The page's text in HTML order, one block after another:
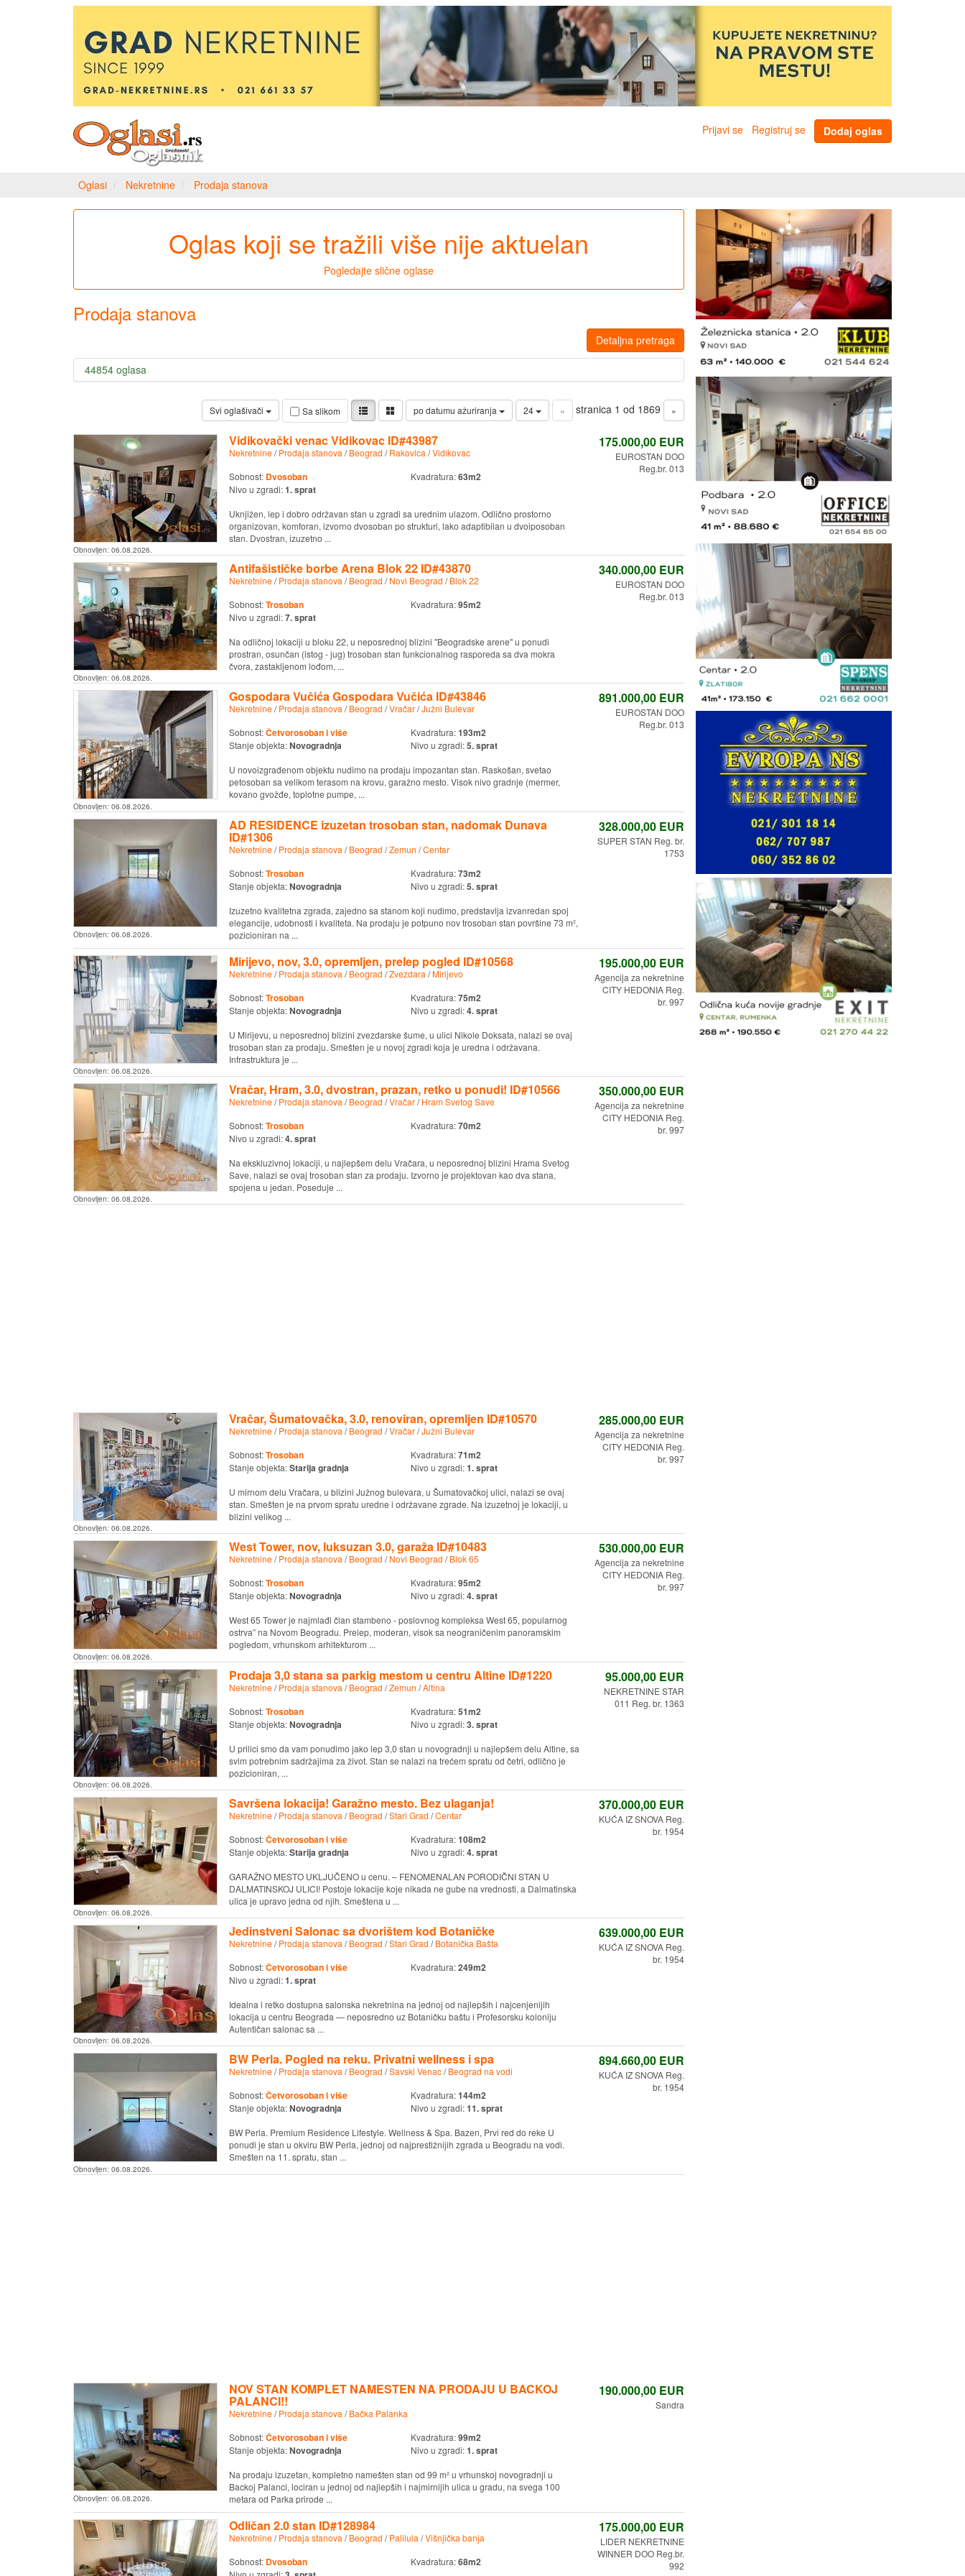
Prijavi se Registruj se Dodaj oglas
Oglasi Nekretnine Prodaja stanova
Oglas koji se tražili više nije aktuelan
Pogledajte slične oglase
Prodaja stanova
Detaljna pretraga
44854 oglasa
Svi oglašivači Sa slikom po datumu ažuriranja 24 « stranica 1 od 1869 »
Obnovljen: 06.08.2026.
Vidikovački venac Vidikovac ID#43987
Nekretnine/Prodaja stanova /Beograd /Rakovica /Vidikovac
Sobnost: Dvosoban Kvadratura:63m2
Nivo u zgradi:1. sprat
Uknjižen, lep i dobro održavan stan u zgradi sa urednim ulazom. Odlično prostorno
organizovan, komforan, izvorno dvosoban po strukturi, lako adaptibilan u dvoiposoban
stan. Dvostran, izuzetno ...
175.000,00EUR
EUROSTAN DOO
Reg.br. 013
Obnovljen: 06.08.2026.
Antifašističke borbe Arena Blok 22 ID#43870
Nekretnine/Prodaja stanova /Beograd /Novi Beograd /Blok 22
Sobnost:Trosoban Kvadratura:95m2
Nivo u zgradi:7. sprat
Na odličnoj lokaciji u bloku 22, u neposrednoj blizini "Beogradske arene" u ponudi
prostran, osunčan (istog - jug) trosoban stan funkcionalnog rasporeda sa dva mokra
čvora, zastakljenom lođom, ...
340.000,00EUR
EUROSTAN DOO
Reg.br. 013
Obnovljen: 06.08.2026.
Gospodara Vučića Gospodara Vučića ID#43846
Nekretnine/Prodaja stanova /Beograd /Vračar/Južni Bulevar
Sobnost:Četvorosoban i više Kvadratura:193m2
Stanje objekta:Novogradnja Nivo u zgradi:5. sprat
U novoizgrađenom objektu nudimo na prodaju impozantan stan. Raskošan, svetao
petosoban sa velikom terasom na krovu, garažno mesto. Visok nivo gradnje (mermer,
kovano gvožđe, toplotne pumpe, ...
891.000,00EUR
EUROSTAN DOO
Reg.br. 013
Obnovljen: 06.08.2026.
AD RESIDENCE izuzetan trosoban stan, nadomak Dunava
ID#1306
Nekretnine/Prodaja stanova /Beograd /Zemun /Centar
Sobnost:Trosoban Kvadratura:73m2
Stanje objekta:Novogradnja Nivo u zgradi:5. sprat
Izuzetno kvalitetna zgrada, zajedno sa stanom koji nudimo, predstavlja izvanredan spoj
elegancije, udobnosti i kvaliteta. Na prodaju je potpuno nov trosoban stan površine 73 m²,
pozicioniran na ...
328.000,00EUR
SUPER STAN Reg. br.
1753
Obnovljen: 06.08.2026.
Mirijevo, nov, 3.0, opremljen, prelep pogled ID#10568
Nekretnine/Prodaja stanova /Beograd /Zvezdara /Mirijevo
Sobnost:Trosoban Kvadratura:75m2
Stanje objekta:Novogradnja Nivo u zgradi:4. sprat
U Mirijevu, u neposrednoj blizini zvezdarske šume, u ulici Nikole Doksata, nalazi se ovaj
trosoban stan za prodaju. Smešten je u novoj zgradi koja je uredna i održavana.
Infrastruktura je ...
195.000,00EUR
Agencija za nekretnine
CITY HEDONIA Reg.
br. 997
Obnovljen: 06.08.2026.
Vračar, Hram, 3.0, dvostran, prazan, retko u ponudi! ID#10566
Nekretnine/Prodaja stanova /Beograd /Vračar/Hram Svetog Save
Sobnost:Trosoban Kvadratura:70m2
Nivo u zgradi:4. sprat
Na ekskluzivnoj lokaciji, u najlepšem delu Vračara, u neposrednoj blizini Hrama Svetog
Save, nalazi se ovaj trosoban stan za prodaju. Izvorno je projektovan kao dva stana,
spojena u jedan. Poseduje ...
350.000,00EUR
Agencija za nekretnine
CITY HEDONIA Reg.
br. 997
Obnovljen: 06.08.2026.
Vračar, Šumatovačka, 3.0, renoviran, opremljen ID#10570
Nekretnine/Prodaja stanova /Beograd /Vračar/Južni Bulevar
Sobnost:Trosoban Kvadratura:71m2
Stanje objekta:Starija gradnja Nivo u zgradi:1. sprat
U mirnom delu Vračara, u blizini Južnog bulevara, u Šumatovačkoj ulici, nalazi se ovaj
stan. Smešten je na prvom spratu uredne i održavane zgrade. Na izuzetnoj je lokaciji, u
blizini velikog ...
285.000,00EUR
Agencija za nekretnine
CITY HEDONIA Reg.
br. 997
Obnovljen: 06.08.2026.
West Tower, nov, luksuzan 3.0, garaža ID#10483
Nekretnine/Prodaja stanova /Beograd /Novi Beograd /Blok 65
Sobnost:Trosoban Kvadratura:95m2
Stanje objekta:Novogradnja Nivo u zgradi:4. sprat
West 65 Tower je najmlađi član stambeno - poslovnog kompleksa West 65, popularnog
ostrva” na Novom Beogradu. Prelep, moderan, visok sa neograničenim panoramskim
pogledom, vrhunskom arhitekturom ...
530.000,00EUR
Agencija za nekretnine
CITY HEDONIA Reg.
br. 997
Obnovljen: 06.08.2026.
Prodaja 3,0 stana sa parkig mestom u centru Altine ID#1220
Nekretnine/Prodaja stanova /Beograd /Zemun /Altina
Sobnost:Trosoban Kvadratura:51m2
Stanje objekta:Novogradnja Nivo u zgradi:3. sprat
U prilici smo da vam ponudimo jako lep 3,0 stan u novogradnji u najlepšem delu Altine, sa
svim potrebnim sadržajima za život. Stan se nalazi na trećem spratu od četri, odlično je
pozicioniran, ...
95.000,00EUR
NEKRETNINE STAR
011 Reg. br. 1363
Obnovljen: 06.08.2026.
Savršena lokacija! Garažno mesto. Bez ulaganja!
Nekretnine/Prodaja stanova /Beograd /Stari Grad /Centar
Sobnost:Četvorosoban i više Kvadratura:108m2
Stanje objekta:Starija gradnja Nivo u zgradi:4. sprat
GARAŽNO MESTO UKLJUČENO u cenu. – FENOMENALAN PORODIČNI STAN U
DALMATINSKOJ ULICI! Postoje lokacije koje nikada ne gube na vrednosti, a Dalmatinska
ulica je upravo jedna od njih. Smeštena u ...
370.000,00EUR
KUĆA IZ SNOVA Reg.
br. 1954
Obnovljen: 06.08.2026.
Jedinstveni Salonac sa dvorištem kod Botaničke
Nekretnine/Prodaja stanova /Beograd /Stari Grad /Botanička Bašta
Sobnost:Četvorosoban i više Kvadratura:249m2
Nivo u zgradi:1. sprat
Idealna i retko dostupna salonska nekretnina na jednoj od najlepših i najcenjenijih
lokacija u centru Beograda — neposredno uz Botaničku baštu i Profesorsku koloniju
Autentičan salonac sa ...
639.000,00EUR
KUĆA IZ SNOVA Reg.
br. 1954
Obnovljen: 06.08.2026.
BW Perla. Pogled na reku. Privatni wellness i spa
Nekretnine/Prodaja stanova /Beograd /Savski Venac/Beograd na vodi
Sobnost:Četvorosoban i više Kvadratura:144m2
Stanje objekta:Novogradnja Nivo u zgradi:11. sprat
BW Perla. Premium Residence Lifestyle. Wellness & Spa. Bazen, Prvi red do reke U
ponudi je stan u okviru BW Perla, jednoj od najprestižnijih zgrada u Beogradu na vodi.
Smešten na 11. spratu, stan ...
894.660,00EUR
KUĆA IZ SNOVA Reg.
br. 1954
Obnovljen: 06.08.2026.
NOV STAN KOMPLET NAMESTEN NA PRODAJU U BACKOJ
PALANCI!!
Nekretnine/Prodaja stanova /Bačka Palanka
Sobnost:Četvorosoban i više Kvadratura:99m2
Stanje objekta:Novogradnja Nivo u zgradi:1. sprat
Na prodaju izuzetan, kompletno namešten stan od 99 m² u vrhunskoj novogradnji u
Backoj Palanci, lociran u jednoj od najlepših i najmirnijih ulica u gradu, na svega 100
metara od Parka prirode ...
190.000,00EUR
Sandra
Odličan 2.0 stan ID#128984
Nekretnine/Prodaja stanova /Beograd /Palilula /Višnjička banja
Sobnost: Dvosoban Kvadratura:68m2
175.000,00EUR
LIDER NEKRETNINE
WINNER DOO Reg.br.
992